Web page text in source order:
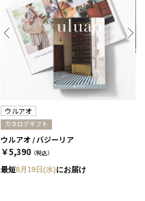
ウルアオ
カタログギフト
ウルアオ / バジーリア
￥5,390 （税込）
最短8月19日(水)にお届け